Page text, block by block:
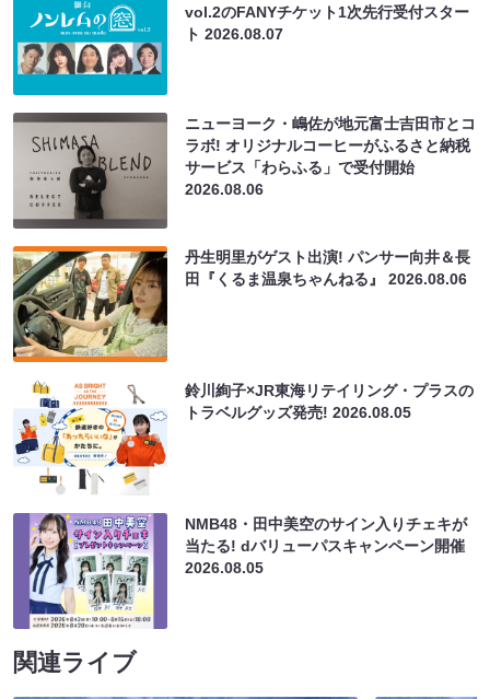
vol.2のFANYチケット1次先行受付スター
ト2026.08.07
ニューヨーク・嶋佐が地元富士吉田市とコ
ラボ! オリジナルコーヒーがふるさと納税
サービス「わらふる」で受付開始
2026.08.06
丹生明里がゲスト出演! パンサー向井＆長
田『くるま温泉ちゃんねる』2026.08.06
鈴川絢子×JR東海リテイリング・プラスの
トラベルグッズ発売!2026.08.05
NMB48・田中美空のサイン入りチェキが
当たる! dバリューパスキャンペーン開催
2026.08.05
関連ライブ